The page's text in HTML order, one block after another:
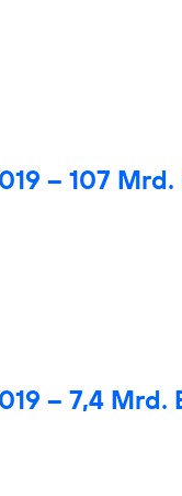
– 107
– 7,4 Mrd.